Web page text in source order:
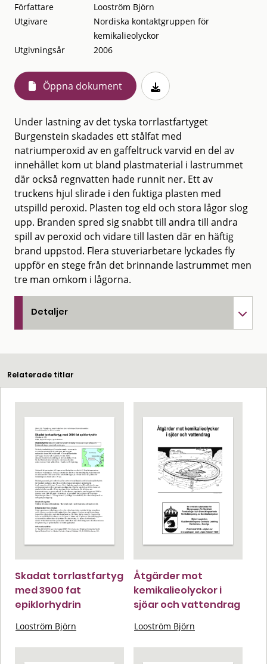
Författare
Looström Björn
Utgivare
Nordiska kontaktgruppen för
kemikalieolyckor
Utgivningsår
2006
Öppna dokument
Under lastning av det tyska torrlastfartyget
Burgenstein skadades ett stålfat med
natriumperoxid av en gaffeltruck varvid en del av
innehållet kom ut bland plastmaterial i lastrummet
där också regnvatten hade runnit ner. Ett av
truckens hjul slirade i den fuktiga plasten med
utspilld peroxid. Plasten tog eld och stora lågor slog
upp. Branden spred sig snabbt till andra till andra
spill av peroxid och vidare till lasten där en häftig
brand uppstod. Flera stuveriarbetare lyckades fly
uppför en stege från det brinnande lastrummet men
tre man omkom i lågorna.
Detaljer
Relaterade titlar
Skadat torrlastfartyg
med 3900 fat
epiklorhydrin
Looström Björn
Åtgärder mot
kemikalieolyckor i
sjöar och vattendrag
Looström Björn